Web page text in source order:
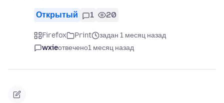
Открытый 1 20
Firefox Print
задан 1 месяц назад
wxieотвечено1 месяц назад